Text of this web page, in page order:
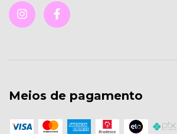
Meios de pagamento